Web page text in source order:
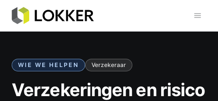
WIE WE HELPEN Verzekeraar
Verzekeringen en risico